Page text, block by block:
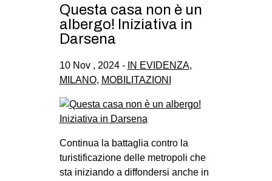
Questa casa non è un
albergo! Iniziativa in
Darsena
10 Nov , 2024 - IN EVIDENZA,
MILANO, MOBILITAZIONI
Continua la battaglia contro la
turistificazione delle metropoli che
sta iniziando a diffondersi anche in